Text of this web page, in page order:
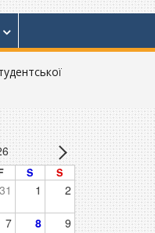
S S
31 1 2
7 8 9